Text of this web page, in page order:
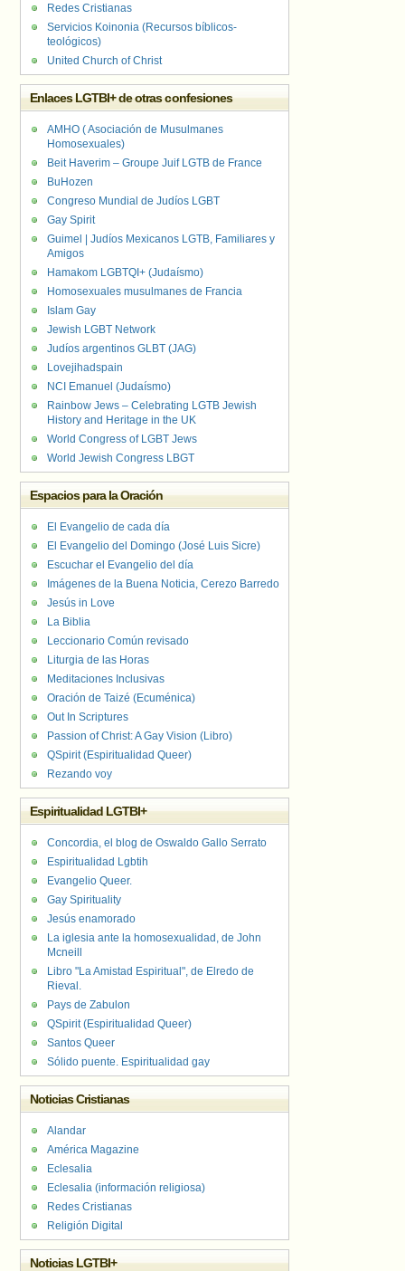
Redes Cristianas
Servicios Koinonia (Recursos bíblicos-
teológicos)
United Church of Christ
Enlaces LGTBI+ de otras confesiones
AMHO ( Asociación de Musulmanes
Homosexuales)
Beit Haverim – Groupe Juif LGTB de France
BuHozen
Congreso Mundial de Judíos LGBT
Gay Spirit
Guimel | Judíos Mexicanos LGTB, Familiares y
Amigos
Hamakom LGBTQI+ (Judaísmo)
Homosexuales musulmanes de Francia
Islam Gay
Jewish LGBT Network
Judíos argentinos GLBT (JAG)
Lovejihadspain
NCI Emanuel (Judaísmo)
Rainbow Jews – Celebrating LGTB Jewish
History and Heritage in the UK
World Congress of LGBT Jews
World Jewish Congress LBGT
Espacios para la Oración
El Evangelio de cada día
El Evangelio del Domingo (José Luis Sicre)
Escuchar el Evangelio del día
Imágenes de la Buena Noticia, Cerezo Barredo
Jesús in Love
La Biblia
Leccionario Común revisado
Liturgia de las Horas
Meditaciones Inclusivas
Oración de Taizé (Ecuménica)
Out In Scriptures
Passion of Christ: A Gay Vision (Libro)
QSpirit (Espiritualidad Queer)
Rezando voy
Espiritualidad LGTBI+
Concordia, el blog de Oswaldo Gallo Serrato
Espiritualidad Lgbtih
Evangelio Queer.
Gay Spirituality
Jesús enamorado
La iglesia ante la homosexualidad, de John
Mcneill
Libro "La Amistad Espiritual", de Elredo de
Rieval.
Pays de Zabulon
QSpirit (Espiritualidad Queer)
Santos Queer
Sólido puente. Espiritualidad gay
Noticias Cristianas
Alandar
América Magazine
Eclesalia
Eclesalia (información religiosa)
Redes Cristianas
Religión Digital
Noticias LGTBI+